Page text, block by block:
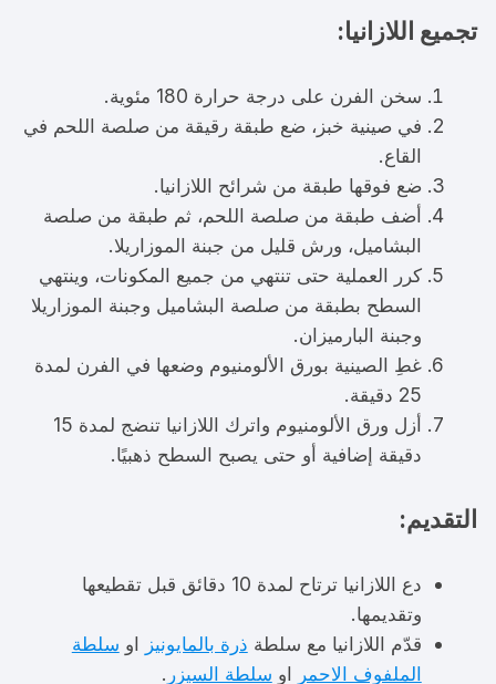
تجميع اللازانيا:
سخن الفرن على درجة حرارة 180 مئوية.
في صينية خبز، ضع طبقة رقيقة من صلصة اللحم في
القاع.
ضع فوقها طبقة من شرائح اللازانيا.
أضف طبقة من صلصة اللحم، ثم طبقة من صلصة
البشاميل، ورش قليل من جبنة الموزاريلا.
كرر العملية حتى تنتهي من جميع المكونات، وينتهي
السطح بطبقة من صلصة البشاميل وجبنة الموزاريلا
وجبنة البارميزان.
غطِ الصينية بورق الألومنيوم وضعها في الفرن لمدة
25 دقيقة.
أزل ورق الألومنيوم واترك اللازانيا تنضج لمدة 15
دقيقة إضافية أو حتى يصبح السطح ذهبيًا.
التقديم:
دع اللازانيا ترتاح لمدة 10 دقائق قبل تقطيعها
وتقديمها.
قدّم اللازانيا مع سلطة ذرة بالمايونيز او سلطة
الملفوف الاحمر او سلطة السيزر .